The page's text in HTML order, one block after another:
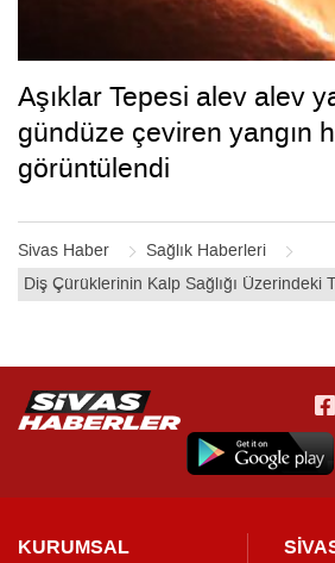
Sivas Haber
Sağlık Haberleri
Diş Çürüklerinin Kalp Sağlığı Üzerindeki
Aşıklar Tepesi alev alev
gündüze çeviren yangın
görüntülendi
KURUMSAL